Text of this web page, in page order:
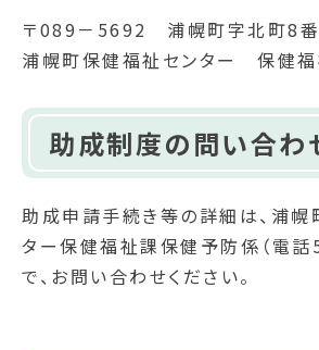
〒089－5692 浦幌町字北町8
浦幌町保健福祉センター 保健
助成制度の問い合わ
助成申請手続き等の詳細は、浦幌
ター保健福祉課保健予防係（電
で、お問い合わせください。